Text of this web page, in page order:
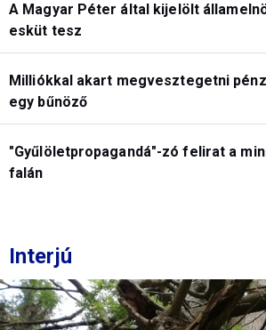
A Magyar Péter által kijelölt
esküt tesz
Milliókkal akart megvesztegetni
egy bűnöző
"Gyűlöletpropagandá"-zó felirat a
falán
Interjú